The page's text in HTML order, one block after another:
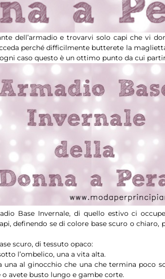
dell’armadio e trovarvi solo capi che vi
perché difficilmente butterete la
caso questo è un ottimo punto da cui
Base Invernale, di quello estivo ci
definendo se di colore base scuro o
scuro, di tessuto opaco:
l’ombelico, una a vita alta.
una al ginocchio che una che termina poco
o avete busto lungo e gambe corte.